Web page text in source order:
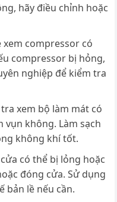
hãy điều chỉnh hoặc
xem compressor có
compressor bị hỏng,
nghiệp để kiểm tra
xem bộ làm mát có
vụn không. Làm sạch
không khí tốt.
có thể bị lỏng hoặc
đóng cửa. Sử dụng
bản lề nếu cần.